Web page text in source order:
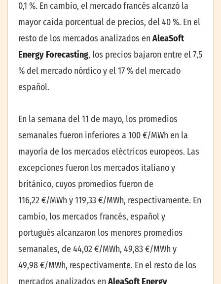
0,1 %. En cambio, el mercado francés alcanzó la
mayor caída porcentual de precios, del 40 %. En el
resto de los mercados analizados en AleaSoft
Energy Forecasting, los precios bajaron entre el 7,5
% del mercado nórdico y el 17 % del mercado
español.
En la semana del 11 de mayo, los promedios
semanales fueron inferiores a 100 €/MWh en la
mayoría de los mercados eléctricos europeos. Las
excepciones fueron los mercados italiano y
británico, cuyos promedios fueron de
116,22 €/MWh y 119,33 €/MWh, respectivamente. En
cambio, los mercados francés, español y
portugués alcanzaron los menores promedios
semanales, de 44,02 €/MWh, 49,83 €/MWh y
49,98 €/MWh, respectivamente. En el resto de los
mercados analizados en AleaSoft Energy